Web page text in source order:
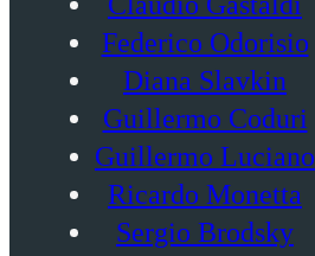
Federico Odorisio
Diana Slavkin
Guillermo Coduri
Guillermo Luciano
Ricardo Monetta
Sergio Brodsky